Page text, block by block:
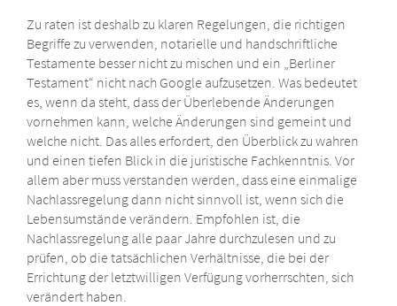
Zu raten ist deshalb zu klaren Regelungen, die richtigen
Begriffe zu verwenden, notarielle und handschriftliche
Testamente besser nicht zu mischen und ein „Berliner
Testament“ nicht nach Google aufzusetzen. Was bedeutet
es, wenn da steht, dass der Überlebende Änderungen
vornehmen kann, welche Änderungen sind gemeint und
welche nicht. Das alles erfordert, den Überblick zu wahren
und einen tiefen Blick in die juristische Fachkenntnis. Vor
allem aber muss verstanden werden, dass eine einmalige
Nachlassregelung dann nicht sinnvoll ist, wenn sich die
Lebensumstände verändern. Empfohlen ist, die
Nachlassregelung alle paar Jahre durchzulesen und zu
prüfen, ob die tatsächlichen Verhältnisse, die bei der
Errichtung der letztwilligen Verfügung vorherrschten, sich
verändert haben.